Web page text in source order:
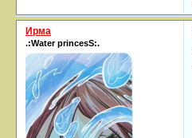
Ирма
.:Water princesS:.